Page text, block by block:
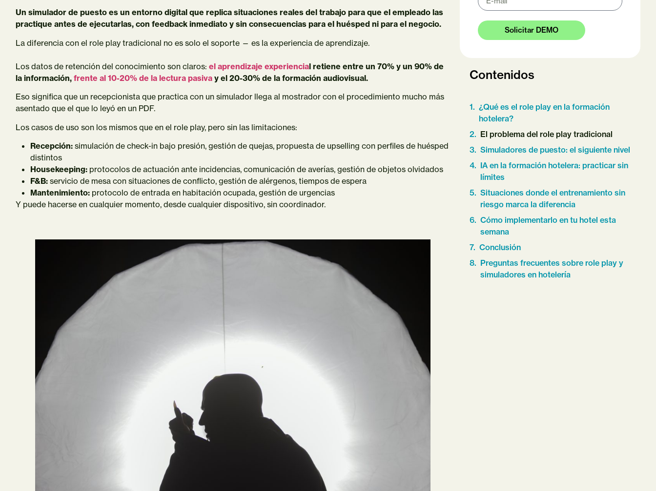
Un simulador de puesto es un entorno digital que replica situaciones reales del trabajo para que el empleado las
practique antes de ejecutarlas, con feedback inmediato y sin consecuencias para el huésped ni para el negocio.
La diferencia con el role play tradicional no es solo el soporte — es la experiencia de aprendizaje.
Los datos de retención del conocimiento son claros: el aprendizaje experiencial retiene entre un 70% y un 90% de
la información, frente al 10-20% de la lectura pasiva y el 20-30% de la formación audiovisual.
Eso significa que un recepcionista que practica con un simulador llega al mostrador con el procedimiento mucho más
asentado que el que lo leyó en un PDF.
Los casos de uso son los mismos que en el role play, pero sin las limitaciones:
Recepción: simulación de check-in bajo presión, gestión de quejas, propuesta de upselling con perfiles de huésped
distintos
Housekeeping: protocolos de actuación ante incidencias, comunicación de averías, gestión de objetos olvidados
F&B: servicio de mesa con situaciones de conflicto, gestión de alérgenos, tiempos de espera
Mantenimiento: protocolo de entrada en habitación ocupada, gestión de urgencias
Y puede hacerse en cualquier momento, desde cualquier dispositivo, sin coordinador.
Solicitar DEMO
Contenidos
¿Qué es el role play en la formación
hotelera?
El problema del role play tradicional
Simuladores de puesto: el siguiente nivel
IA en la formación hotelera: practicar sin
límites
Situaciones donde el entrenamiento sin
riesgo marca la diferencia
Cómo implementarlo en tu hotel esta
semana
Conclusión
Preguntas frecuentes sobre role play y
simuladores en hotelería